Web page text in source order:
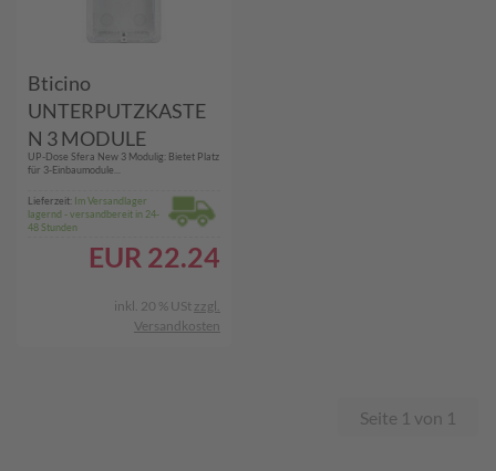
Bticino
UNTERPUTZKASTE
N 3 MODULE
(350030)
UP-Dose Sfera New 3 Modulig: Bietet Platz
für 3-Einbaumodule...
Lieferzeit: Im Versandlager
lagernd - versandbereit in 24-
48 Stunden
EUR 22.24
inkl. 20 % USt zzgl.
Versandkosten
Seite 1 von 1